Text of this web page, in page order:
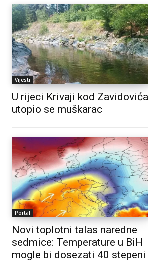
Vijesti
U rijeci Krivaji kod Zavidovića
utopio se muškarac
Portal
Novi toplotni talas naredne
sedmice: Temperature u BiH
mogle bi dosezati 40 stepeni